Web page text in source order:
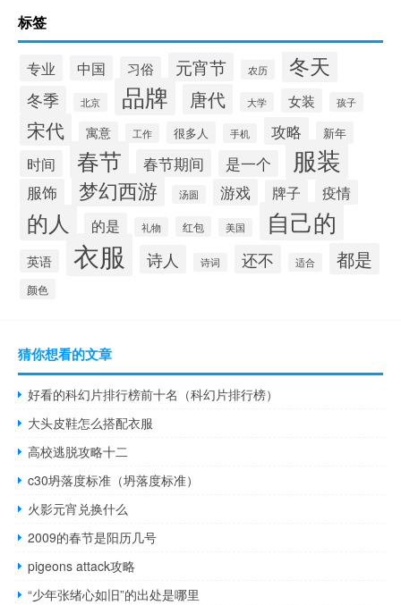
标签
专业 中国 习俗 元宵节 农历 冬天
冬季 北京 品牌 唐代 大学 女装 孩子
宋代 寓意 工作 很多人 手机 攻略 新年
时间 春节 春节期间 是一个 服装
服饰 梦幻西游 汤圆 游戏 牌子 疫情
的人 的是 礼物 红包 美国 自己的
英语 衣服 诗人 诗词 还不 适合 都是
颜色
猜你想看的文章
好看的科幻片排行榜前十名（科幻片排行榜）
大头皮鞋怎么搭配衣服
高校逃脱攻略十二
c30坍落度标准（坍落度标准）
火影元宵兑换什么
2009的春节是阳历几号
pigeons attack攻略
“少年张绪心如旧”的出处是哪里